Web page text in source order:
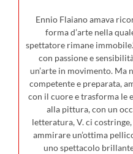
Ennio Flaiano amava
forma d’arte nella
spettatore rimane
con passione e
un’arte in movimento. Ma
competente e preparata,
con il cuore e trasforma le
alla pittura, con un
letteratura, V. ci
ammirare un’ottima
uno spettacolo